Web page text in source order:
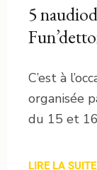
5
C’est à
organisée
du 15 et
LIRE LA SUITE